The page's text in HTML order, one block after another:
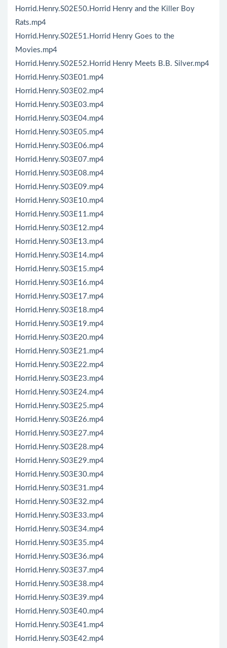
Horrid.Henry.S02E50.Horrid Henry and the Killer Boy
Rats.mp4
Horrid.Henry.S02E51.Horrid Henry Goes to the
Movies.mp4
Horrid.Henry.S02E52.Horrid Henry Meets B.B. Silver.mp4
Horrid.Henry.S03E01.mp4
Horrid.Henry.S03E02.mp4
Horrid.Henry.S03E03.mp4
Horrid.Henry.S03E04.mp4
Horrid.Henry.S03E05.mp4
Horrid.Henry.S03E06.mp4
Horrid.Henry.S03E07.mp4
Horrid.Henry.S03E08.mp4
Horrid.Henry.S03E09.mp4
Horrid.Henry.S03E10.mp4
Horrid.Henry.S03E11.mp4
Horrid.Henry.S03E12.mp4
Horrid.Henry.S03E13.mp4
Horrid.Henry.S03E14.mp4
Horrid.Henry.S03E15.mp4
Horrid.Henry.S03E16.mp4
Horrid.Henry.S03E17.mp4
Horrid.Henry.S03E18.mp4
Horrid.Henry.S03E19.mp4
Horrid.Henry.S03E20.mp4
Horrid.Henry.S03E21.mp4
Horrid.Henry.S03E22.mp4
Horrid.Henry.S03E23.mp4
Horrid.Henry.S03E24.mp4
Horrid.Henry.S03E25.mp4
Horrid.Henry.S03E26.mp4
Horrid.Henry.S03E27.mp4
Horrid.Henry.S03E28.mp4
Horrid.Henry.S03E29.mp4
Horrid.Henry.S03E30.mp4
Horrid.Henry.S03E31.mp4
Horrid.Henry.S03E32.mp4
Horrid.Henry.S03E33.mp4
Horrid.Henry.S03E34.mp4
Horrid.Henry.S03E35.mp4
Horrid.Henry.S03E36.mp4
Horrid.Henry.S03E37.mp4
Horrid.Henry.S03E38.mp4
Horrid.Henry.S03E39.mp4
Horrid.Henry.S03E40.mp4
Horrid.Henry.S03E41.mp4
Horrid.Henry.S03E42.mp4